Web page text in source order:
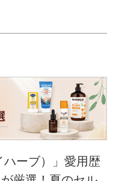
ーブ）」愛用歴